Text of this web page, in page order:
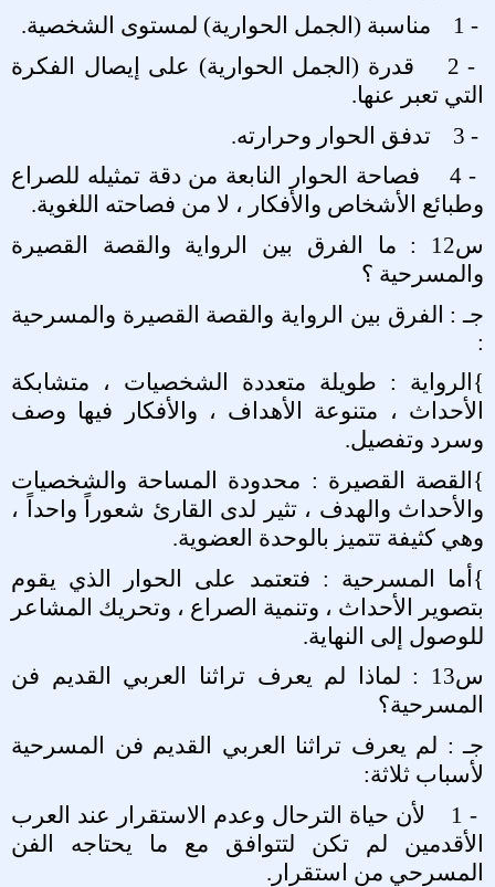
1 -
مناسبة (الجمل الحوارية) لمستوى الشخصية.
2 -
قدرة (الجمل الحوارية) على إيصال الفكرة
التي تعبر عنها.
3 -
تدفق الحوار وحرارته.
4 -
فصاحة الحوار النابعة من دقة تمثيله للصراع
وطبائع الأشخاص والأفكار ، لا من فصاحته اللغوية.
س12 : ما الفرق بين الرواية والقصة القصيرة
والمسرحية ؟
جـ : الفرق بين الرواية والقصة القصيرة والمسرحية
:
{ الرواية : طويلة متعددة الشخصيات ، متشابكة
الأحداث ، متنوعة الأهداف ، والأفكار فيها وصف
وسرد وتفصيل.
{ القصة القصيرة : محدودة المساحة والشخصيات
والأحداث والهدف ، تثير لدى القارئ شعوراً واحداً ،
وهي كثيفة تتميز بالوحدة العضوية.
{ أما المسرحية : فتعتمد على الحوار الذي يقوم
بتصوير الأحداث ، وتنمية الصراع ، وتحريك المشاعر
للوصول إلى النهاية.
س13 : لماذا لم يعرف تراثنا العربي القديم فن
المسرحية؟
جـ : لم يعرف تراثنا العربي القديم فن المسرحية
لأسباب ثلاثة:
1 -
لأن حياة الترحال وعدم الاستقرار عند العرب
الأقدمين لم تكن لتتوافق مع ما يحتاجه الفن
المسرحي من استقرار .